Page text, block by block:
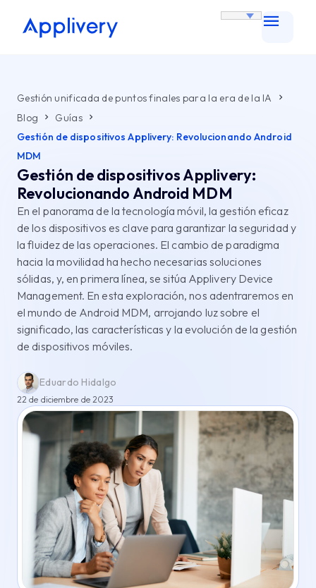
Gestión unificada de puntos finales para la era de la IA
Blog
Guías
Gestión de dispositivos Applivery: Revolucionando Android
MDM
Gestión de dispositivos Applivery:
Revolucionando Android MDM
En el panorama de la tecnología móvil, la gestión eficaz
de los dispositivos es clave para garantizar la seguridad y
la fluidez de las operaciones. El cambio de paradigma
hacia la movilidad ha hecho necesarias soluciones
sólidas, y, en primera línea, se sitúa Applivery Device
Management. En esta exploración, nos adentraremos en
el mundo de Android MDM, arrojando luz sobre el
significado, las características y la evolución de la gestión
de dispositivos móviles.
Eduardo Hidalgo
22 de diciembre de 2023